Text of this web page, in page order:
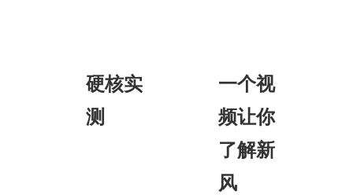
硬核实
测
一个视
频让你
了解新
风